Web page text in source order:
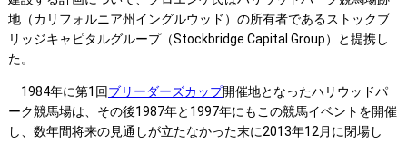
地（カリフォルニア州イングルウッド）の所有者であるストックブ
リッジキャピタルグループ（Stockbridge Capital Group）と提携し
た。
1984年に第1回ブリーダーズカップ開催地となったハリウッドパ
ーク競馬場は、その後1987年と1997年にもこの競馬イベントを開催
し、数年間将来の見通しが立たなかった末に2013年12月に閉場し